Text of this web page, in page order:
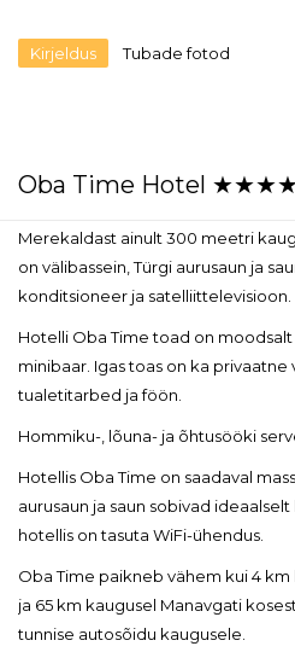
Kirjeldus Tubade fotod
Oba Time Hotel
Merekaldast ainult 300 meetri
on välibassein, Türgi aurusaun ja
konditsioneer ja satelliittelevisioon.
Hotelli Oba Time toad on
minibaar. Igas toas on ka privaatne
tualetitarbed ja föön.
Hommiku-, lõuna- ja õhtusööki
Hotellis Oba Time on saadaval
aurusaun ja saun sobivad
hotellis on tasuta WiFi-ühendus.
Oba Time paikneb vähem kui 4
ja 65 km kaugusel Manavgati
tunnise autosõidu kaugusele.